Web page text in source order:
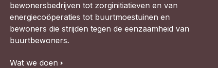
bewonersbedrijven tot zorginitiatieven en van
energiecoöperaties tot buurtmoestuinen en
bewoners die strijden tegen de eenzaamheid van
buurtbewoners.
Wat we doen